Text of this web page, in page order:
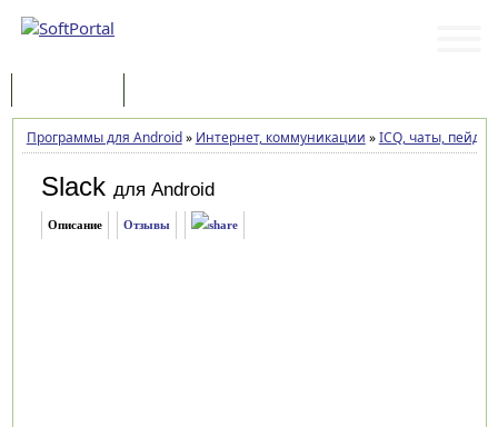
Программы для Android» Интернет, коммуникации »ICQ, чаты,
Slack для Android
Описание Отзывы